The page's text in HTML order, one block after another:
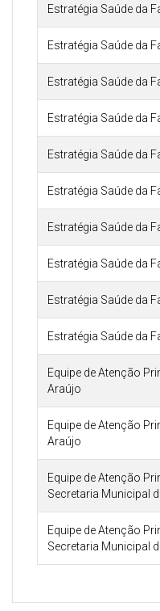
Estratégia Saúde da
Estratégia Saúde da
Estratégia Saúde da
Estratégia Saúde da
Estratégia Saúde da
Estratégia Saúde da
Estratégia Saúde da
Estratégia Saúde da
Estratégia Saúde da
Estratégia Saúde da
Equipe de Atenção
Araújo
Equipe de Atenção
Araújo
Equipe de Atenção
Secretaria Municipal
Equipe de Atenção
Secretaria Municipal